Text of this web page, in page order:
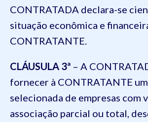
CONTRATADA declara-se
situação econômica e
CONTRATANTE.
CLÁUSULA 3ª – A
fornecer à CONTRATANTE
selecionada de empresas com
associação parcial ou total,